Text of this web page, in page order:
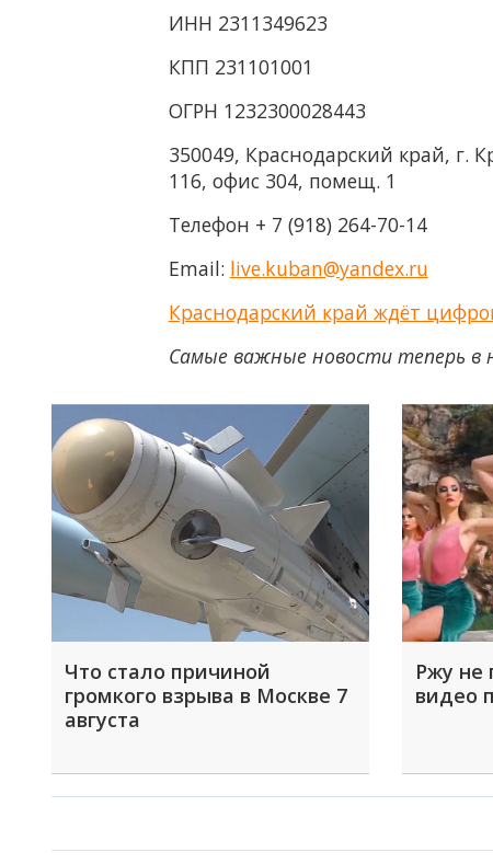
ИНН 2311349623
КПП 231101001
ОГРН 1232300028443
350049, Краснодарский край, г.
116, офис 304, помещ. 1
Телефон + 7 (918) 264-70-14
Email: live.kuban@yandex.ru
Краснодарский край ждёт
Самые важные новости теперь в
Что стало причиной
громкого взрыва в Москве 7
августа
Ржу не
видео